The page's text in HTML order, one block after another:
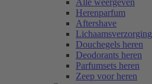
Alle weergeven
Herenparfum
Aftershave
Lichaamsverzorging
Douchegels heren
Deodorants heren
Parfumsets heren
Zeep voor heren